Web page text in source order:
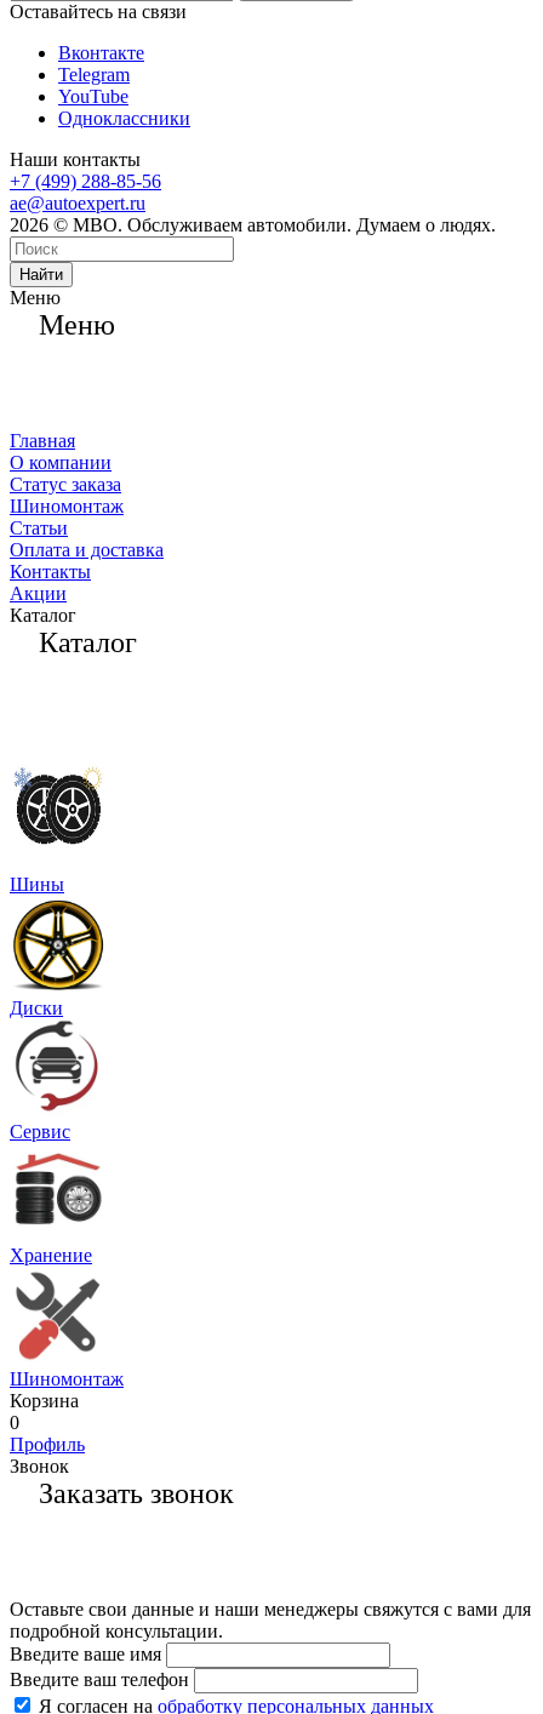
Оставайтесь на связи
Вконтакте
Telegram
YouTube
Одноклассники
Наши контакты
+7 (499) 288-85-56
ae@autoexpert.ru
2026 © МВО. Обслуживаем автомобили. Думаем о людях.
Найти
Меню
Меню
Главная
О компании
Статус заказа
Шиномонтаж
Статьи
Оплата и доставка
Контакты
Акции
Каталог
Каталог
Шины
Диски
Сервис
Хранение
Шиномонтаж
Корзина
0
Профиль
Звонок
Заказать звонок
Оставьте свои данные и наши менеджеры свяжутся с вами для
подробной консультации.
Введите ваше имя
Введите ваш телефон
Я согласен на обработку персональных данных